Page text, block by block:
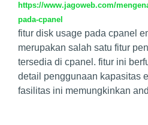
https://www.jagoweb.com/
pada-cpanel
fitur disk usage pada cpanel
merupakan salah satu fitur
tersedia di cpanel. fitur ini
detail penggunaan kapasitas
fasilitas ini memungkinkan